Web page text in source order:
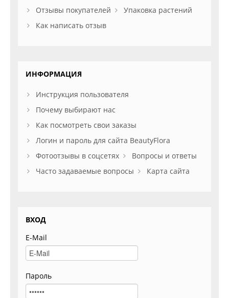
Отзывы покупателей
Упаковка растений
Как написать отзыв
ИНФОРМАЦИЯ
Инструкция пользователя
Почему выбирают нас
Как посмотреть свои заказы
Логин и пароль для сайта BeautyFlora
Фотоотзывы в соцсетях
Вопросы и ответы
Часто задаваемые вопросы
Карта сайта
ВХОД
E-Mail
Пароль